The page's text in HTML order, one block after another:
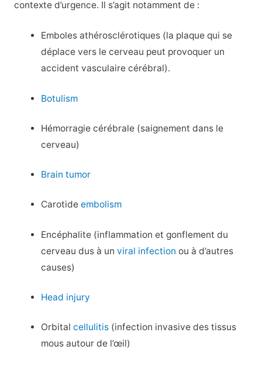
contexte d’urgence. Il s’agit notamment de :
Emboles athérosclérotiques (la plaque qui se
déplace vers le cerveau peut provoquer un
accident vasculaire cérébral).
Botulism
Hémorragie cérébrale (saignement dans le
cerveau)
Brain tumor
Carotideembolism
Encéphalite (inflammation et gonflement du
cerveau dus à unviral infection ou à d’autres
causes)
Head injury
Orbitalcellulitis (infection invasive des tissus
mous autour de l’œil)